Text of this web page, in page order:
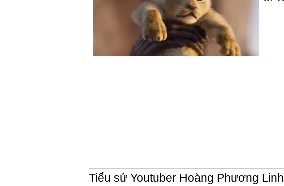
Tiểu sử Youtuber Hoàng Phương Linh